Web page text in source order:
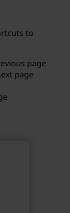
to
page
page